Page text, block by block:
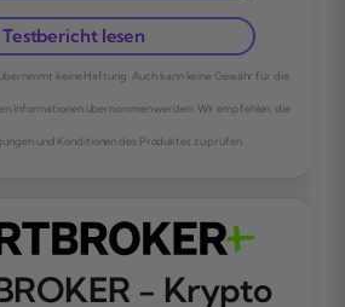
Testbericht lesen
keine Haftung. Auch kann keine Gewähr für die
Informationen übernommen werden. Wir empfehlen, die
und Konditionen des Produktes zu prüfen.
- Krypto